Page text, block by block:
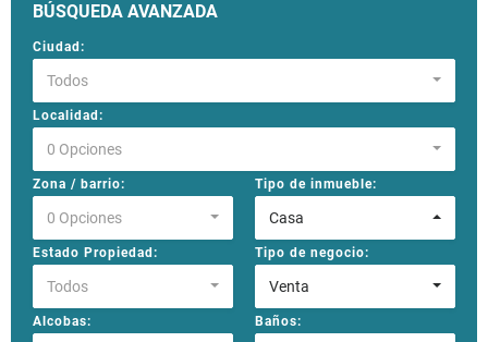
BÚSQUEDA AVANZADA
Ciudad:
Todos
Localidad:
0 Opciones
Zona / barrio:
0 Opciones
Tipo de inmueble:
Casa
Estado Propiedad:
Todos
Tipo de negocio:
Venta
Alcobas: Baños: